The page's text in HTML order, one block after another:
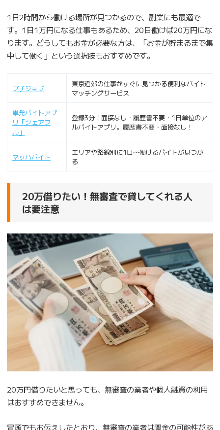
1日2時間から働ける場所が見つかるので、副業にも最適で
す。1日1万円になる仕事もあるため、20日働けば20万円にな
ります。どうしてもお金が必要な方は、「お金が貯まるまで集
中して働く」という選択肢もおすすめです。
プチジョブ
東京近郊の仕事がすぐに見つかる便利なバイト
マッチングサービス
単発バイトアプ
リ「シェアフ
ル」
登録3分！面接なし・履歴書不要・1日単位のア
ルバイトアプリ。履歴書不要・面接なし！
マッハバイト
エリアや路線別に1日〜働けるバイトが見つか
る
20万借りたい！無審査で貸してくれる人
は要注意
20万円借りたいと思っても、無審査の業者や個人融資の利用
はおすすめできません。
冒頭でもお伝えしたとおり、無審査の業者は闇金の可能性があ